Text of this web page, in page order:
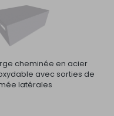
cheminée en acier
avec sorties de
latérales